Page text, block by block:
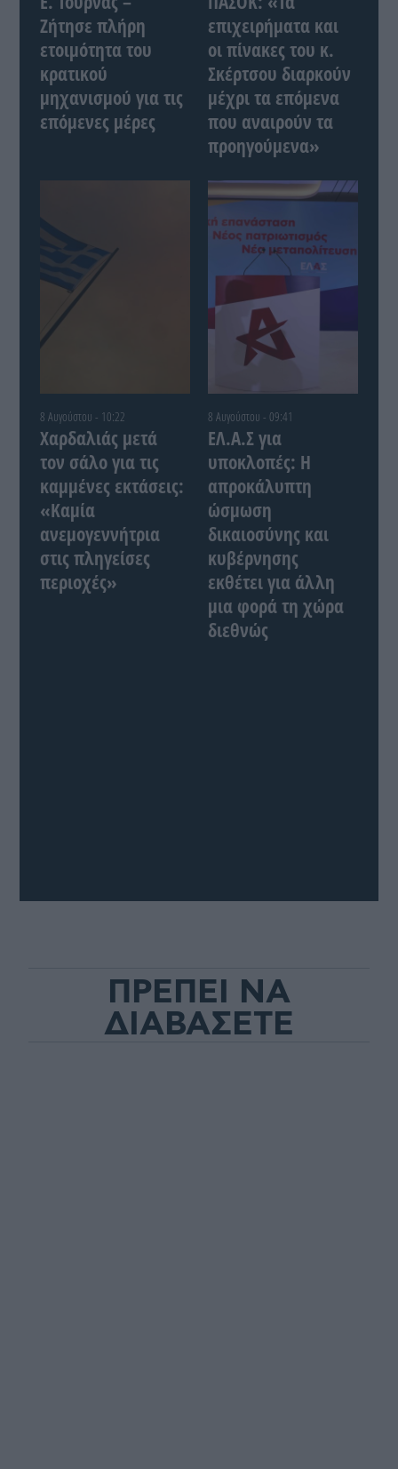
Ζήτησε πλήρη
ετοιμότητα του
κρατικού
μηχανισμού για τις
επόμενες μέρες
επιχειρήματα και
οι πίνακες του κ.
Σκέρτσου διαρκούν
μέχρι τα επόμενα
που αναιρούν τα
προηγούμενα»
8 Αυγούστου - 10:22
Χαρδαλιάς μετά
τον σάλο για τις
καμμένες εκτάσεις:
«Καμία
ανεμογεννήτρια
στις πληγείσες
περιοχές»
8 Αυγούστου - 09:41
ΕΛ.Α.Σ για
υποκλοπές: Η
απροκάλυπτη
ώσμωση
δικαιοσύνης και
κυβέρνησης
εκθέτει για άλλη
μια φορά τη χώρα
διεθνώς
ΠΡΕΠΕΙ ΝΑ
ΔΙΑΒΑΣΕΤΕ